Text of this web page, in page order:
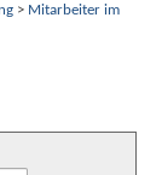
> Mitarbeiter im